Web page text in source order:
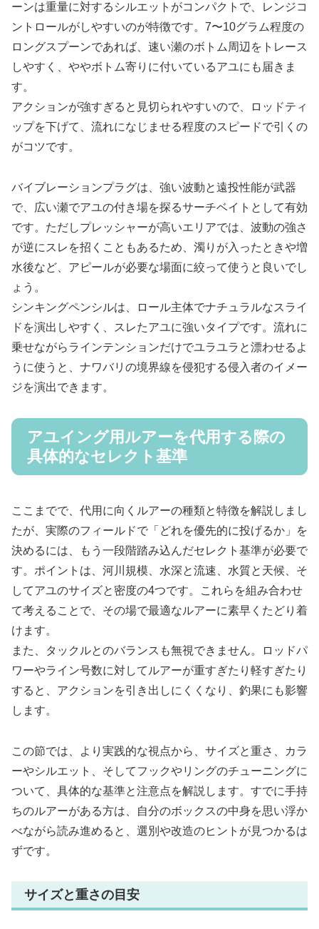
ーンは重量に対するシルエットがコンパクトで、レンジコ
ントロールがしやすいのが特徴です。7〜10グラム程度の
ロングスプーンであれば、速い瀬のボトム周辺をトレース
しやすく、ややボトム寄りに付いているアユにも届きま
す。
アクションが強すぎると見切られやすいので、ロッドティ
ップを下げて、流れになじませる程度のスピードで引くの
がコツです。
バイブレーションプラグは、強い波動と遠投性能が武器
で、広い瀬でアユの付き場を探るサーチベイトとして有効
です。ただしプレッシャーが高いエリアでは、波動の強さ
が逆にスレを招くこともあるため、濁りが入ったときや増
水後など、アピールが必要な場面に絞って使うと良いでし
ょう。
シンキングペンシルは、ロール主体でナチュラルなスライ
ドを演出しやすく、スレたアユに強いタイプです。流れに
乗せながらラインテンションだけでユラユラと漂わせるよ
うに使うと、ナワバリの境界線を侵犯する侵入者のイメー
ジを演出できます。
アユイング用ルアーを代用する際の
具体的なセレクト基準
ここまでで、代用に向くルアーの種類と特徴を解説しまし
たが、実際のフィールドで「どれを優先的に投げるか」を
決めるには、もう一段階踏み込んだセレクト基準が必要で
す。ポイントは、河川規模、水深と流速、水質と天候、そ
してアユのサイズと密度の4つです。これらを組み合わせ
て考えることで、その場で最適なルアーに素早くたどり着
けます。
また、タックルとのバランスも無視できません。ロッドパ
ワーやライン号数に対してルアーが重すぎたり軽すぎたり
すると、アクションを引き出しにくくなり、釣果にも影響
します。
この節では、より実践的な視点から、サイズと重さ、カラ
ーやシルエット、そしてフックやリングのチューニングに
ついて、具体的な基準と注意点を解説します。すでに手持
ちのルアーがある方は、自分のボックスの中身を思い浮か
べながら読み進めると、選別や改造のヒントが見つかるは
ずです。
サイズと重さの目安